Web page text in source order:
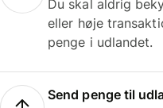
Du skal aldrig
eller høje
penge i udlandet.
Send penge til